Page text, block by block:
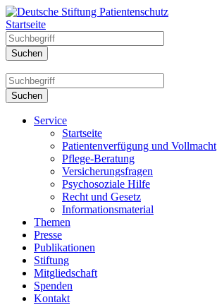
Startseite
Service
Startseite
Patientenverfügung und Vollmacht
Pflege-Beratung
Versicherungsfragen
Psychosoziale Hilfe
Recht und Gesetz
Informationsmaterial
Themen
Presse
Publikationen
Stiftung
Mitgliedschaft
Spenden
Kontakt